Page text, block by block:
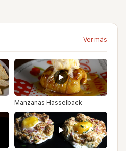
Ver más
Manzanas Hasselback